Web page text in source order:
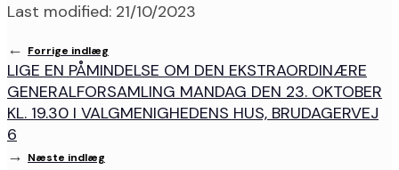
Last modified: 21/10/2023
← Forrige indlæg
LIGE EN PÅMINDELSE OM DEN EKSTRAORDINÆRE
GENERALFORSAMLING MANDAG DEN 23. OKTOBER
KL. 19.30 I VALGMENIGHEDENS HUS, BRUDAGERVEJ
6
→ Næste indlæg